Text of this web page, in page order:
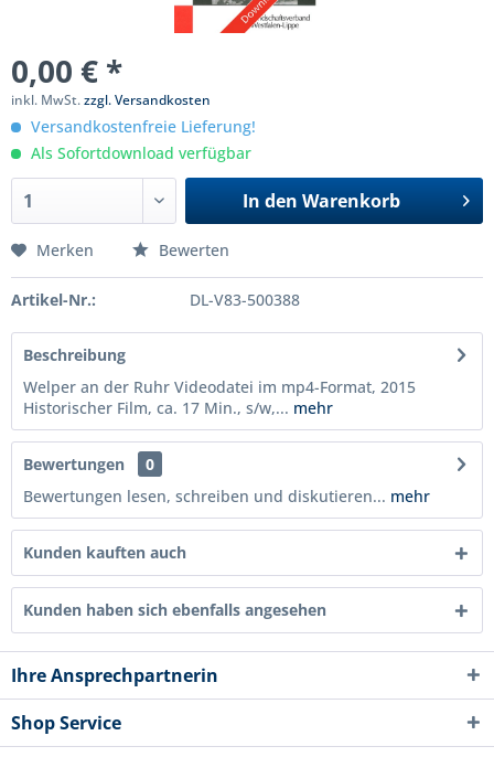
0,00 € *
inkl. MwSt.zzgl. Versandkosten
Versandkostenfreie Lieferung!
Als Sofortdownload verfügbar
In den Warenkorb
Merken Bewerten
Artikel-Nr.: DL-V83-500388
Beschreibung
Welper an der Ruhr Videodatei im mp4-Format, 2015
Historischer Film, ca. 17 Min., s/w,... mehr
Bewertungen
0
Bewertungen lesen, schreiben und diskutieren... mehr
Kunden kauften auch
Kunden haben sich ebenfalls angesehen
Ihre Ansprechpartnerin
Shop Service